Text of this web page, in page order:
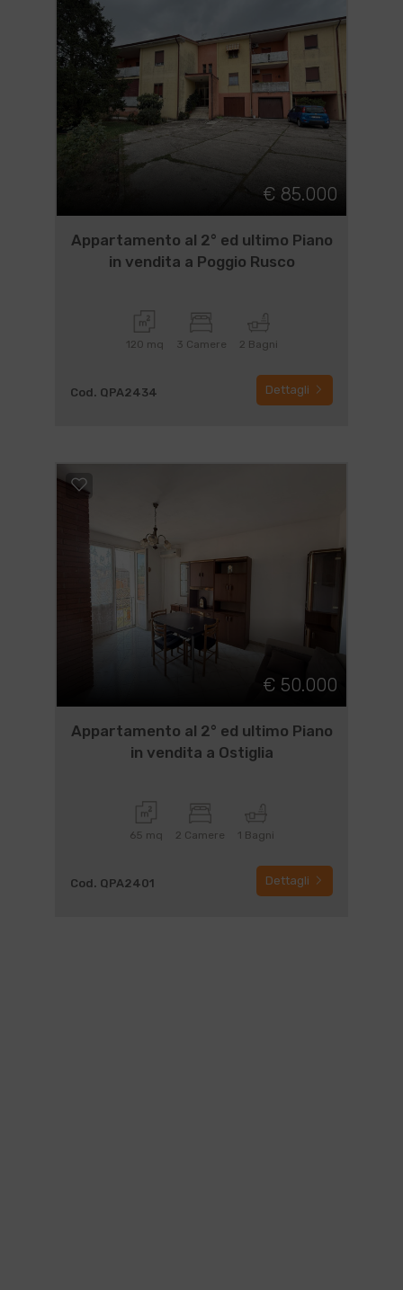
€ 85.000
Appartamento al 2° ed ultimo Piano
in vendita a Poggio Rusco
120 mq 3 Camere 2 Bagni
Cod. QPA2434 Dettagli
€ 50.000
Appartamento al 2° ed ultimo Piano
in vendita a Ostiglia
65 mq 2 Camere 1 Bagni
Cod. QPA2401 Dettagli